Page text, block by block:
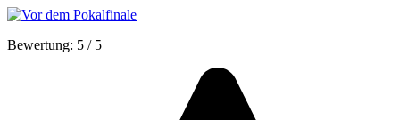
Bewertung: 5 / 5